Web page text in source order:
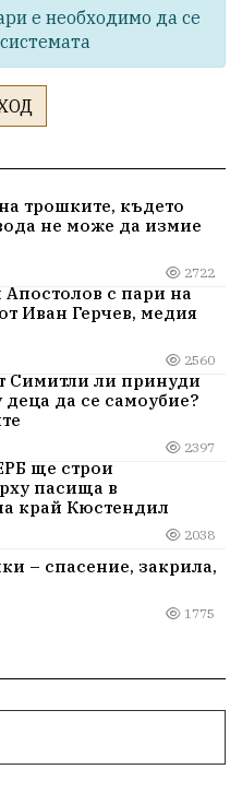
е необходимо да се
трошките, където
не може да измие
2722
Апостолов с пари на
Иван Герчев, медия
2560
Симитли ли принуди
да се самоубие?
2397
ще строи
пасища в
край Кюстендил
2038
– спасение, закрила,
1775